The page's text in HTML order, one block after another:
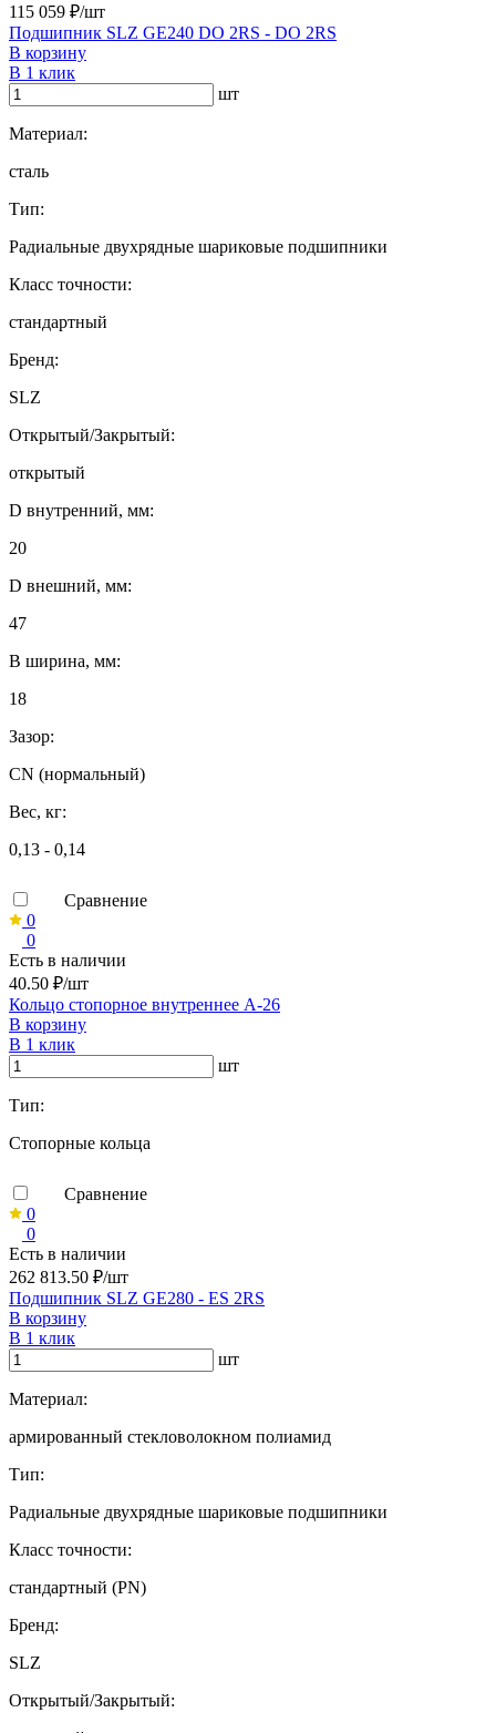
115 059 ₽/шт
Подшипник SLZ GE240 DO 2RS - DO 2RS
В корзину
В 1 клик
шт
Материал:
сталь
Тип:
Радиальные двухрядные шариковые подшипники
Класс точности:
стандартный
Бренд:
SLZ
Открытый/Закрытый:
открытый
D внутренний, мм:
20
D внешний, мм:
47
B ширина, мм:
18
Зазор:
CN (нормальный)
Вес, кг:
0,13 - 0,14
Сравнение
0
0
Есть в наличии
40.50 ₽/шт
Кольцо стопорное внутреннее А-26
В корзину
В 1 клик
шт
Тип:
Стопорные кольца
Сравнение
0
0
Есть в наличии
262 813.50 ₽/шт
Подшипник SLZ GE280 - ES 2RS
В корзину
В 1 клик
шт
Материал:
армированный стекловолокном полиамид
Тип:
Радиальные двухрядные шариковые подшипники
Класс точности:
стандартный (PN)
Бренд:
SLZ
Открытый/Закрытый: